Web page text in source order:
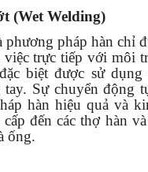
(Wet Welding)
phương pháp hàn chỉ
việc trực tiếp với môi
biệt được sử
tay. Sự chuyển động
hàn hiệu quả và
đến các thợ hàn
ống.